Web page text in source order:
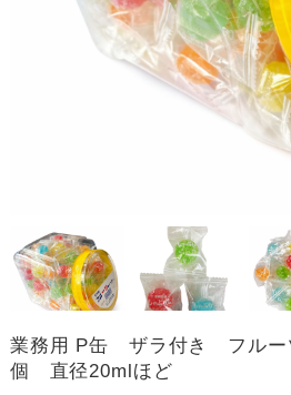
業務用 P缶 ザラ付き フルー
個 直径20mlほど